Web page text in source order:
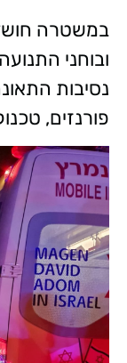
במשטרה
ובוחני
נסיבות
פורנזים,